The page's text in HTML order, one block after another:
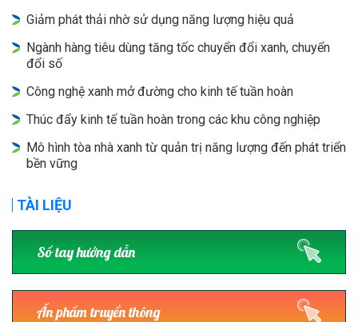
Giảm phát thải nhờ sử dụng năng lượng hiệu quả
Ngành hàng tiêu dùng tăng tốc chuyển đổi xanh, chuyển
đổi số
Công nghệ xanh mở đường cho kinh tế tuần hoàn
Thúc đẩy kinh tế tuần hoàn trong các khu công nghiệp
Mô hình tòa nhà xanh từ quản trị năng lượng đến phát triển
bền vững
TÀI LIỆU
Sổ tay hướng dẫn
Ấn phẩm truyền thông